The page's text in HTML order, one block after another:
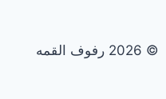
© 2026 رفوف القمه